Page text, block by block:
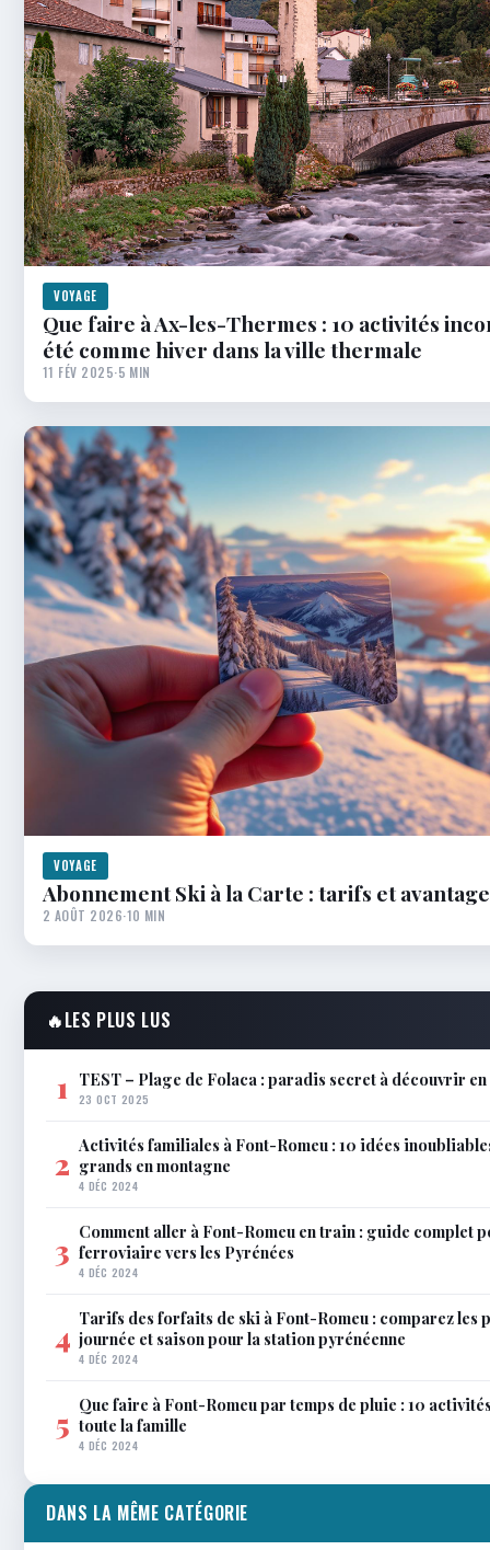
VOYAGE
Que faire à Ax-les-Thermes : 10 activités
été comme hiver dans la ville thermale
11 FÉV 2025·5 MIN
VOYAGE
Abonnement Ski à la Carte : tarifs et
2 AOÛT 2026·10 MIN
🔥LES PLUS LUS
1 TEST – Plage de Folaca : paradis secret à découvrir
23 OCT 2025
2 Activités familiales à Font-Romeu : 10 idées
grands en montagne
4 DÉC 2024
3 Comment aller à Font-Romeu en train : guide complet
ferroviaire vers les Pyrénées
4 DÉC 2024
4 Tarifs des forfaits de ski à Font-Romeu : comparez les
journée et saison pour la station pyrénéenne
4 DÉC 2024
5 Que faire à Font-Romeu par temps de pluie : 10
toute la famille
4 DÉC 2024
DANS LA MÊME CATÉGORIE